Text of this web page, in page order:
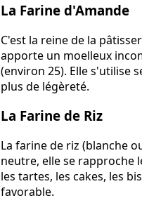
La Farine d'Amande
C'est la reine de la
apporte un moelleux
(environ 25). Elle s'utilise
plus de légèreté.
La Farine de Riz
La farine de riz (blanche
neutre, elle se rapproche
les tartes, les cakes, les
favorable.